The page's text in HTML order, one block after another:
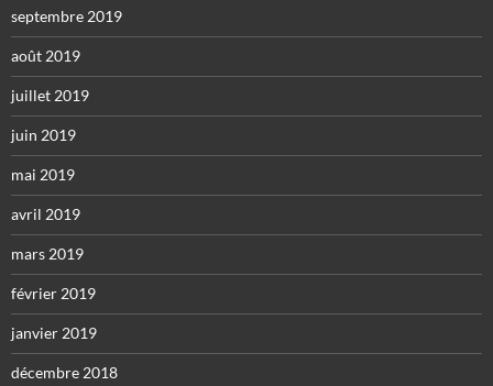
septembre 2019
août 2019
juillet 2019
juin 2019
mai 2019
avril 2019
mars 2019
février 2019
janvier 2019
décembre 2018